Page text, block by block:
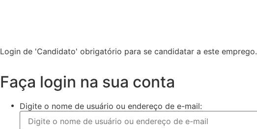
Login de 'Candidato' obrigatório para se candidatar a este emprego.
Faça login na sua conta
Digite o nome de usuário ou endereço de e-mail: